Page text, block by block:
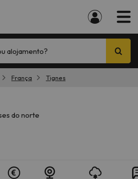
alojamento?
França Tignes
do norte